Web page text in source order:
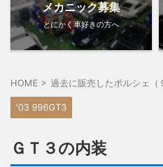
メカニック募集
とにかく車好きの方へ
HOME > 過去に販売したポルシェ（
'03 996GT3
ＧＴ３の内装